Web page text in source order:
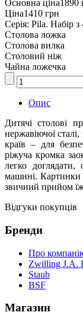
Основна ціна1890
Ціна1410 грн
Серія: Pila. Набір з
Столова ложка
Столова вилка
Столовий ніж
Чайна ложечка
Опис
Дитячі столові
нержавіючої сталі,
країв – для
ріжуча кромка
легко
машині. Картинки
звичний прийом
Відгуки покупців
Бренди
Про
Zwilling J.A.
Staub
BSF
Магазин